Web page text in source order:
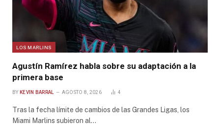
LOS MARLINS
Agustín Ramírez habla sobre su adaptación a la
primera base
BY KEVIN BARRAL AGOSTO 8, 2026 4
Tras la fecha límite de cambios de las Grandes Ligas, los
Miami Marlins subieron al…